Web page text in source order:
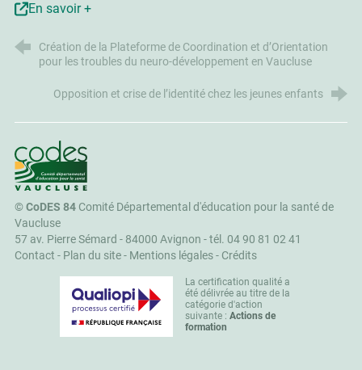
En savoir +
Création de la Plateforme de Coordination et d’Orientation
pour les troubles du neuro-développement en Vaucluse
Opposition et crise de l’identité chez les jeunes enfants
CoDES 84
©CoDES 84Comité Départemental d'éducation pour la santé de
Vaucluse
57 av. Pierre Sémard - 84000 Avignon -tél. 04 90 81 02 41
Contact - Plan du site- Mentions légales- Crédits
La certification qualité a
été délivrée au titre de la
catégorie d'action
suivante : Actions de
formation